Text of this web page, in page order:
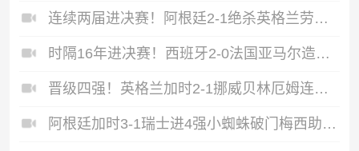
连续两届进决赛！阿根廷2-1绝杀英格兰劳塔罗恩佐破门梅西两助攻
时隔16年进决赛！西班牙2-0法国亚马尔造点奥亚萨瓦尔、波罗破门
晋级四强！英格兰加时2-1挪威贝林厄姆连场双响谢尔德鲁普破门
阿根廷加时3-1瑞士进4强小蜘蛛破门梅西助攻麦卡恩博洛假摔染红